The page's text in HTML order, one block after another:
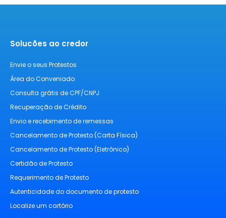
Solucões ao credor
Envie o seus Protestos
Área do Conveniado
Consulta grátis de CPF/CNPJ
Recuperação de Crédito
Envio e recebimento de remessas
Cancelamento de Protesto (Carta Física)
Cancelamento de Protesto (Eletrônico)
Certidão de Protesto
Requerimento de Protesto
Autenticidade do documento de protesto
Localize um cartório